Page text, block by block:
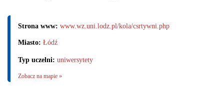
Strona www: www.wz.uni.lodz.pl/kola/csrtywni.php
Miasto: Łódź
Typ uczelni: uniwersytety
Zobacz na mapie »